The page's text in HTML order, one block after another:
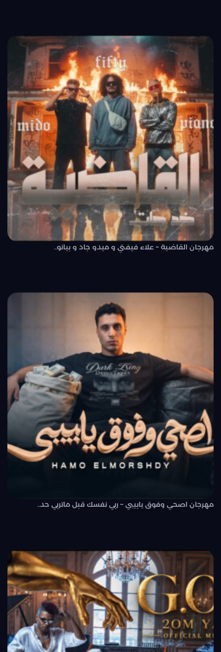
مهرجان القاضية – علاء فيفتي و ميدو جاد و بيانو..
مهرجان اصحي وفوق يابيبي – ربي نفسك قبل ماتربي حد..